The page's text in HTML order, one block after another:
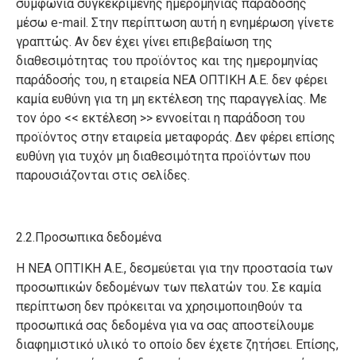
συμφωνία συγκεκριμένης ημερομηνίας παράδοσης
μέσω e-mail. Στην περίπτωση αυτή η ενημέρωση γίνετε
γραπτώς. Αν δεν έχει γίνει επιβεβαίωση της
διαθεσιμότητας του προϊόντος και της ημερομηνίας
παράδοσής του, η εταιρεία ΝΕΑ ΟΠΤΙΚΗ Α.Ε. δεν φέρει
καμία ευθύνη για τη μη εκτέλεση της παραγγελίας. Με
τον όρο << εκτέλεση >> εννοείται η παράδοση του
προϊόντος στην εταιρεία μεταφοράς. Δεν φέρει επίσης
ευθύνη για τυχόν μη διαθεσιμότητα προϊόντων που
παρουσιάζονται στις σελίδες.
2.2.Προσωπικα δεδομένα
Η ΝΕΑ ΟΠΤΙΚΗ Α.Ε., δεσμεύεται για την προστασία των
προσωπικών δεδομένων των πελατών του. Σε καμία
περίπτωση δεν πρόκειται να χρησιμοποιηθούν τα
προσωπικά σας δεδομένα για να σας αποστείλουμε
διαφημιστικό υλικό το οποίο δεν έχετε ζητήσει. Επίσης,